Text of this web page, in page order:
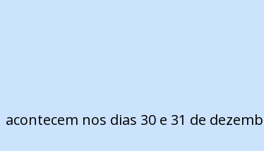
acontecem nos dias 30 e 31 de